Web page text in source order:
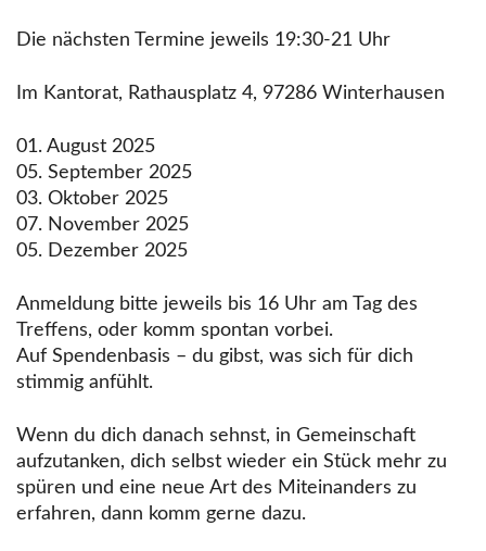
Die nächsten Termine jeweils 19:30-21 Uhr
Im Kantorat, Rathausplatz 4, 97286 Winterhausen
01. August 2025
05. September 2025
03. Oktober 2025
07. November 2025
05. Dezember 2025
Anmeldung bitte jeweils bis 16 Uhr am Tag des
Treffens, oder komm spontan vorbei.
Auf Spendenbasis – du gibst, was sich für dich
stimmig anfühlt.
Wenn du dich danach sehnst, in Gemeinschaft
aufzutanken, dich selbst wieder ein Stück mehr zu
spüren und eine neue Art des Miteinanders zu
erfahren, dann komm gerne dazu.